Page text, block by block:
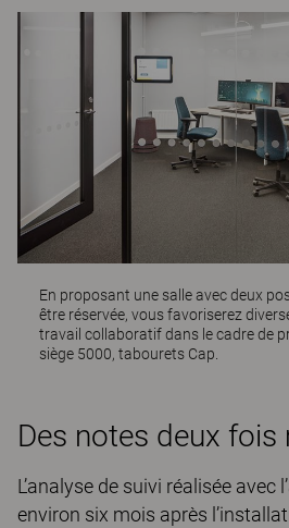
En proposant une salle avec deux
être réservée, vous favoriserez
travail collaboratif dans le cadre de
siège 5000, tabourets Cap
Des notes deux fois
L’analyse de suivi réalisée avec
environ six mois après